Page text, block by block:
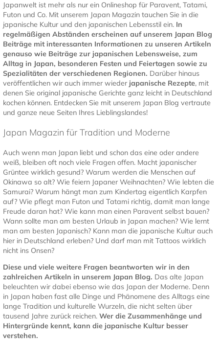
Japanwelt ist mehr als nur ein Onlineshop für Paravent, Tatami,
Futon und Co. Mit unserem Japan Magazin tauchen Sie in die
japanische Kultur und den japanischen Lebensstil ein. In
regelmäßigen Abständen erscheinen auf unserem Japan Blog
Beiträge mit interessanten Informationen zu unseren Artikeln
genauso wie Beiträge zur japanischen Lebensweise, zum
Alltag in Japan, besonderen Festen und Feiertagen sowie zu
Spezialitäten der verschiedenen Regionen. Darüber hinaus
veröffentlichen wir auch immer wieder japanische Rezepte, mit
denen Sie original japanische Gerichte ganz leicht in Deutschland
kochen können. Entdecken Sie mit unserem Japan Blog vertraute
und ganze neue Seiten Ihres Lieblingslandes!
Japan Magazin für Tradition und Moderne
Auch wenn man Japan liebt und schon das eine oder andere
weiß, bleiben oft noch viele Fragen offen. Macht japanischer
Grüntee wirklich gesund? Warum werden die Menschen auf
Okinawa so alt? Wie feiern Japaner Weihnachten? Wie lebten die
Samurai? Warum hängt man zum Kindertag eigentlich Karpfen
auf? Wie pflegt man Futon und Tatami richtig, damit man lange
Freude daran hat? Wie kann man einen Paravent selbst bauen?
Wann sollte man am besten Urlaub in Japan machen? Wie lernt
man am besten Japanisch? Kann man die japanische Kultur auch
hier in Deutschland erleben? Und darf man mit Tattoos wirklich
nicht ins Onsen?
Diese und viele weitere Fragen beantworten wir in den
zahlreichen Artikeln in unserem Japan Blog. Das alte Japan
beleuchten wir dabei ebenso wie das Japan der Moderne. Denn
in Japan haben fast alle Dinge und Phänomene des Alltags eine
lange Tradition und kulturelle Wurzeln, die nicht selten über
tausend Jahre zurück reichen. Wer die Zusammenhänge und
Hintergründe kennt, kann die japanische Kultur besser
verstehen.